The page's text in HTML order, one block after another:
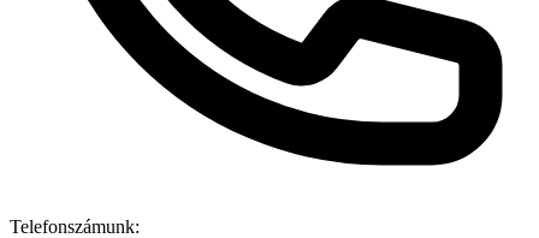
Telefonszámunk: